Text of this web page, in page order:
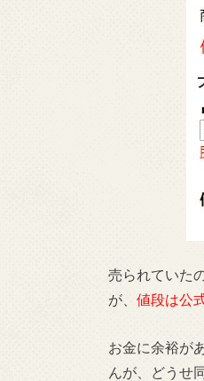
売られていた
が、 値段は公
お金に余裕が
んが、どうせ